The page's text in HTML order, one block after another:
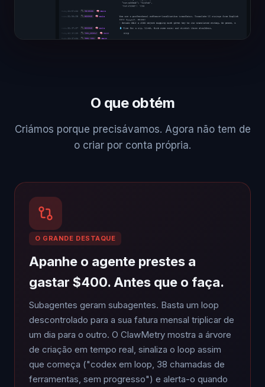
O que obtém
Criámos porque precisávamos. Agora não tem de
o criar por conta própria.
O GRANDE DESTAQUE
Apanhe o agente prestes a
gastar $400. Antes que o faça.
Subagentes geram subagentes. Basta um loop
descontrolado para a sua fatura mensal triplicar de
um dia para o outro. O ClawMetry mostra a árvore
de criação em tempo real, sinaliza o loop assim
que começa ("codex em loop, 38 chamadas de
ferramentas, sem progresso") e alerta-o quando